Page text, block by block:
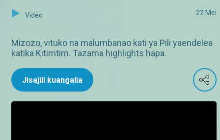
Video 22 Mei
Mizozo, vituko na malumbanao kati ya Pili yaendelea
katika Kitimtim. Tazama highlights hapa.
Jisajili kuangalia